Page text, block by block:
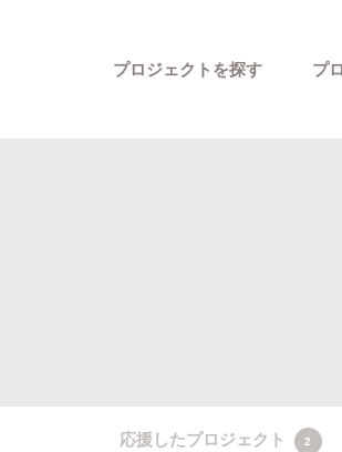
プロジェクトを探す プ
応援したプロジェクト 2